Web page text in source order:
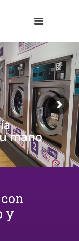
mano
y